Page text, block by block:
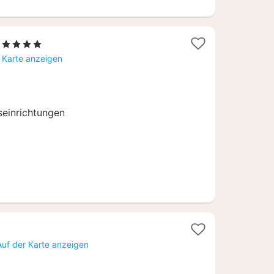
1
Nacht
, 4 Sterne
anzeigen
der Karte anzeigen